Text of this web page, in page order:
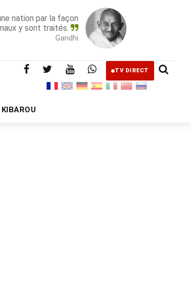
nation par la façon
y sont traités.
Gandhi
TV DIRECT
KIBAROU